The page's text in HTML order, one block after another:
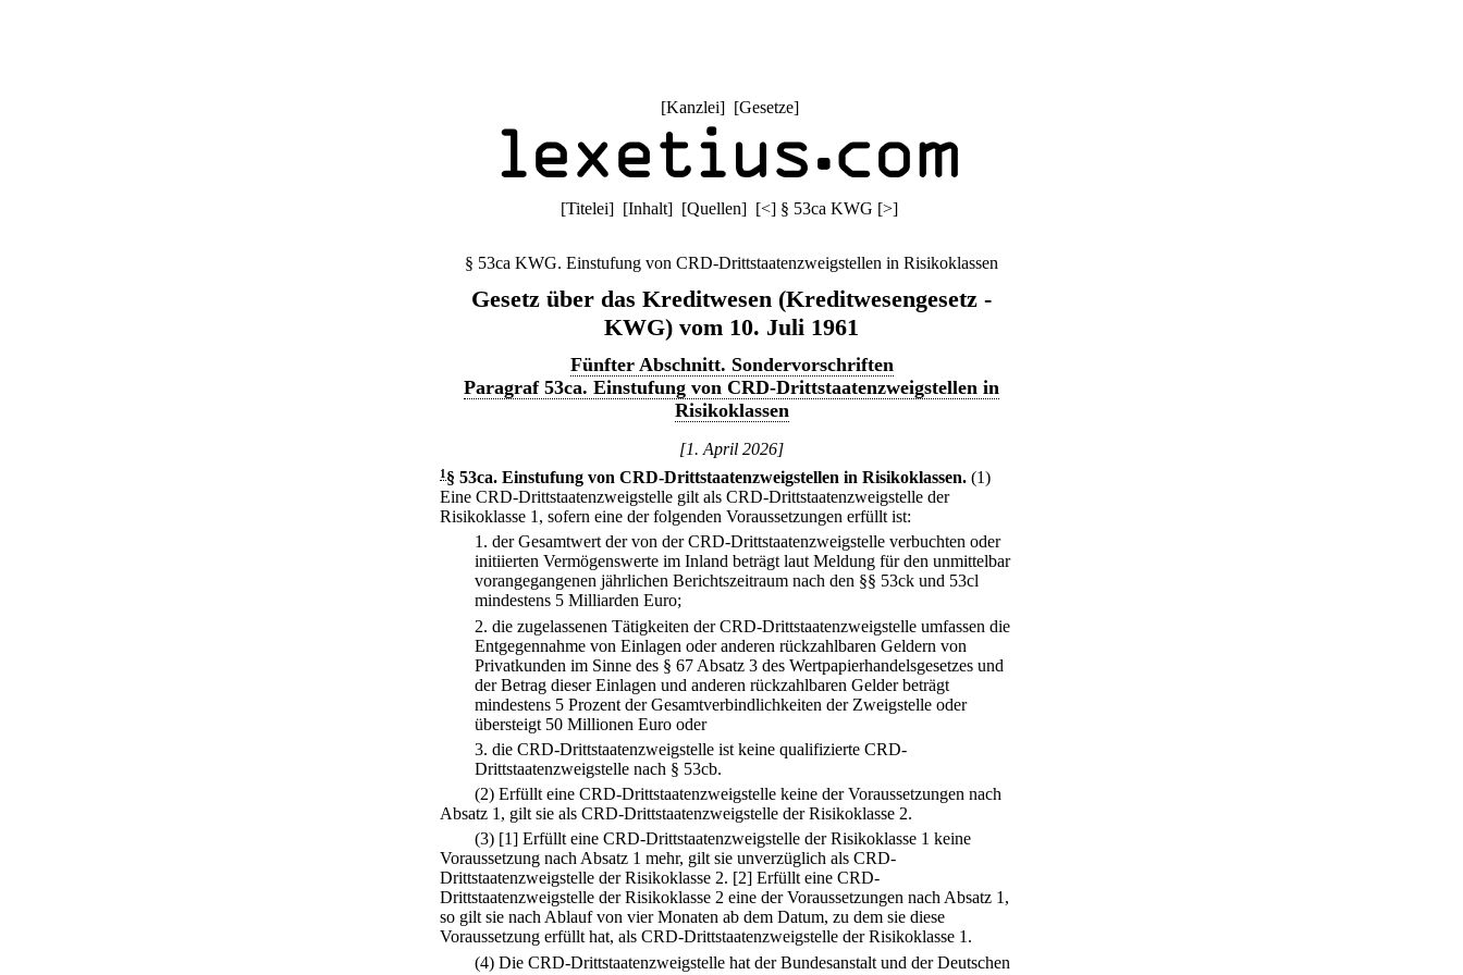
[Kanzlei] [Gesetze]
[Titelei] [Inhalt] [Quellen] [<] § 53ca KWG [>]
§ 53ca KWG. Einstufung von CRD-Drittstaatenzweigstellen in Risikoklassen
Gesetz über das Kreditwesen (Kreditwesengesetz -
KWG) vom 10. Juli 1961
Fünfter Abschnitt. Sondervorschriften
Paragraf 53ca. Einstufung von CRD-Drittstaatenzweigstellen in
Risikoklassen
[1. April 2026]
1 § 53ca. Einstufung von CRD-Drittstaatenzweigstellen in Risikoklassen. (1)
Eine CRD-Drittstaatenzweigstelle gilt als CRD-Drittstaatenzweigstelle der
Risikoklasse 1, sofern eine der folgenden Voraussetzungen erfüllt ist:
1. der Gesamtwert der von der CRD-Drittstaatenzweigstelle verbuchten oder
initiierten Vermögenswerte im Inland beträgt laut Meldung für den unmittelbar
vorangegangenen jährlichen Berichtszeitraum nach den §§ 53ck und 53cl
mindestens 5 Milliarden Euro;
2. die zugelassenen Tätigkeiten der CRD-Drittstaatenzweigstelle umfassen die
Entgegennahme von Einlagen oder anderen rückzahlbaren Geldern von
Privatkunden im Sinne des § 67 Absatz 3 des Wertpapierhandelsgesetzes und
der Betrag dieser Einlagen und anderen rückzahlbaren Gelder beträgt
mindestens 5 Prozent der Gesamtverbindlichkeiten der Zweigstelle oder
übersteigt 50 Millionen Euro oder
3. die CRD-Drittstaatenzweigstelle ist keine qualifizierte CRD-
Drittstaatenzweigstelle nach § 53cb.
(2) Erfüllt eine CRD-Drittstaatenzweigstelle keine der Voraussetzungen nach
Absatz 1, gilt sie als CRD-Drittstaatenzweigstelle der Risikoklasse 2.
(3) [1] Erfüllt eine CRD-Drittstaatenzweigstelle der Risikoklasse 1 keine
Voraussetzung nach Absatz 1 mehr, gilt sie unverzüglich als CRD-
Drittstaatenzweigstelle der Risikoklasse 2. [2] Erfüllt eine CRD-
Drittstaatenzweigstelle der Risikoklasse 2 eine der Voraussetzungen nach Absatz 1,
so gilt sie nach Ablauf von vier Monaten ab dem Datum, zu dem sie diese
Voraussetzung erfüllt hat, als CRD-Drittstaatenzweigstelle der Risikoklasse 1.
(4) Die CRD-Drittstaatenzweigstelle hat der Bundesanstalt und der Deutschen